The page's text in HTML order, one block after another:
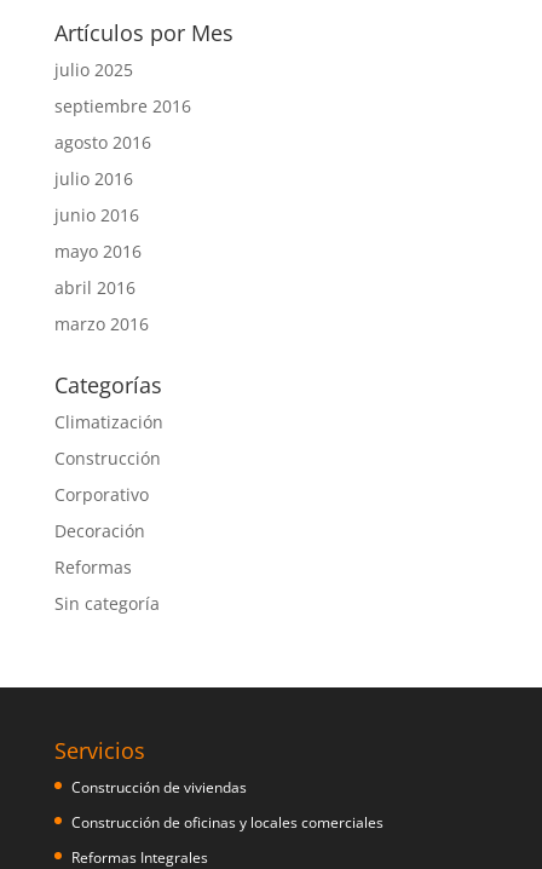
Artículos por Mes
julio 2025
septiembre 2016
agosto 2016
julio 2016
junio 2016
mayo 2016
abril 2016
marzo 2016
Categorías
Climatización
Construcción
Corporativo
Decoración
Reformas
Sin categoría
Servicios
Construcción de viviendas
Construcción de oficinas y locales comerciales
Reformas Integrales